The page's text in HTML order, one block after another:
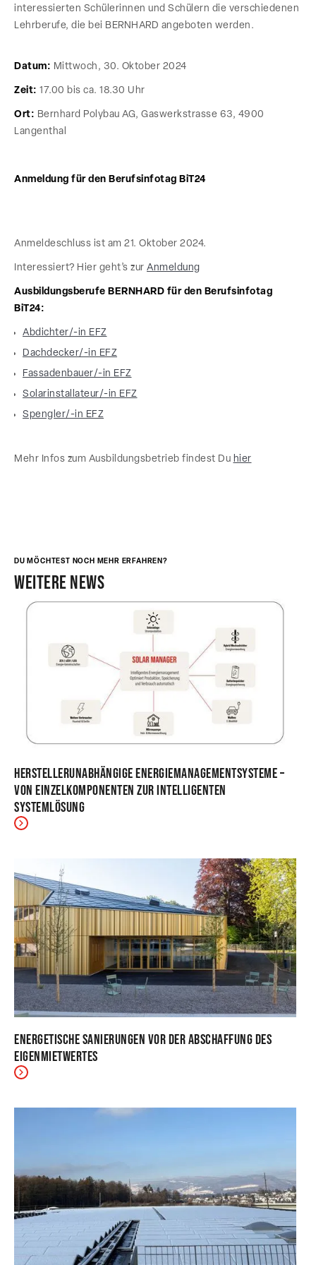
interessierten Schülerinnen und Schülern die verschiedenen
Lehrberufe, die bei BERNHARD angeboten werden.
Datum: Mittwoch, 30. Oktober 2024
Zeit: 17.00 bis ca. 18.30 Uhr
Ort: Bernhard Polybau AG, Gaswerkstrasse 63, 4900
Langenthal
Anmeldung für den Berufsinfotag BiT24
Anmeldeschluss ist am 21. Oktober 2024.
Interessiert? Hier geht’s zur Anmeldung
Ausbildungsberufe BERNHARD für den Berufsinfotag
BiT24:
Abdichter/-in EFZ
Dachdecker/-in EFZ
Fassadenbauer/-in EFZ
Solarinstallateur/-in EFZ
Spengler/-in EFZ
Mehr Infos zum Ausbildungsbetrieb findest Du hier
DU MÖCHTEST NOCH MEHR ERFAHREN?
weitere news
Herstellerunabhängige Energiemanagementsysteme –
Von Einzelkomponenten zur intelligenten
Systemlösung
Energetische Sanierungen vor der Abschaffung des
Eigenmietwertes